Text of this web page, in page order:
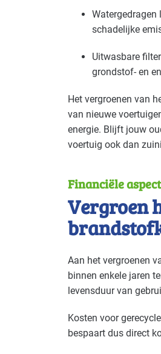
schadelijke
Uitwasbare
grondstof- en
Het vergroenen van
van nieuwe
energie. Blijft jouw
voertuig ook dan
Financiële
Vergroen
Aan het vergroenen
binnen enkele jaren
levensduur van
Kosten voor
bespaart dus direct